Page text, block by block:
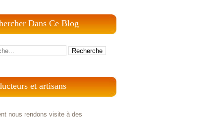
Dans Ce Blog
et artisans
nous rendons visite à des